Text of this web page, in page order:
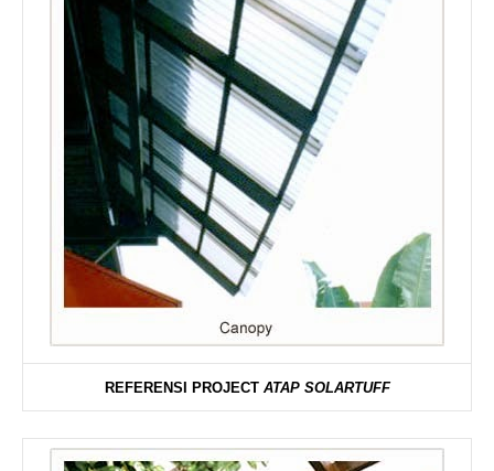
REFERENSI PROJECT ATAP SOLARTUFF